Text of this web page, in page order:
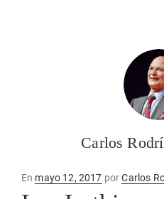
Carlos
En Publicado
mayo 12, 2017 porCarlos